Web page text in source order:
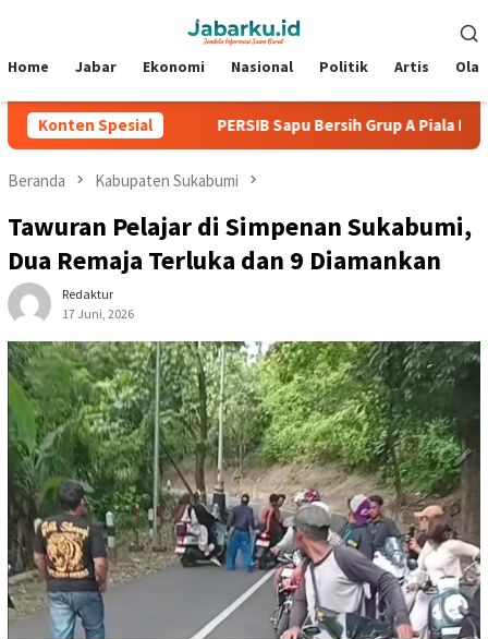
Mobile
Home Jabar Ekonomi Nasional Politik Artis
Konten Spesial
Kebobolan PERSIB Sapu Bersih Grup A Piala Presiden
Beranda Kabupaten Sukabumi
Tawuran Pelajar di Simpenan Sukabumi,
Dua Remaja Terluka dan 9 Diamankan
Redaktur
17 Juni, 2026